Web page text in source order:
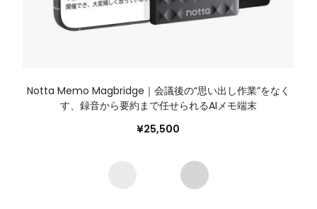
Notta Memo Magbridge｜会議後の“思い出し作業”をなく
す、録音から要約まで任せられるAIメモ端末
¥25,500